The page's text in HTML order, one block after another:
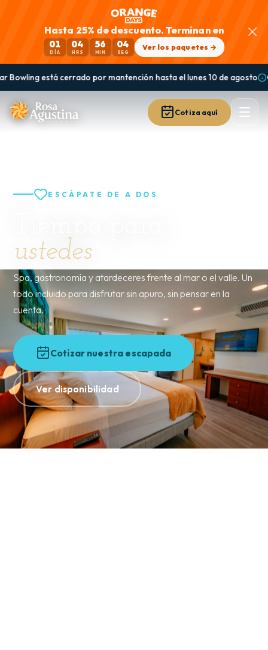
Hasta 25% de descuento. Terminan en
01
DÍA
04
HRS
56
MIN
03
SEG
Ver los paquetes →
por mantención hasta el lunes 10 de agosto Guanaqueros:
Cotiza aquí
ESCÁPATE DE A DOS
ustedes
Spa, gastronomía y atardeceres frente al mar o el valle. Un
todo incluido para disfrutar sin apuro, sin pensar en la
cuenta.
Cotizar nuestra escapada
Ver disponibilidad